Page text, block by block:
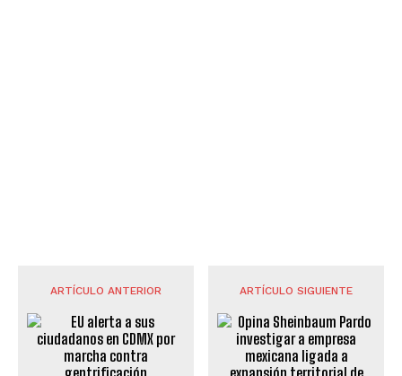
ARTÍCULO ANTERIOR ARTÍCULO SIGUIENTE